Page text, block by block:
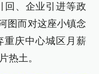
回、企业引进等政
图而对这座小镇念
重庆中心城区月薪
热土。